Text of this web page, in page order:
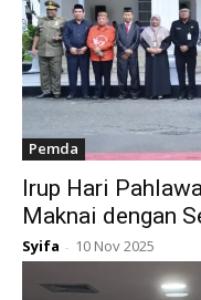
Pemda
Irup Hari
Maknai dengan
Syifa - 10 Nov 2025